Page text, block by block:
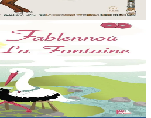
La Fontaine. 39 fablenn, 7 konter,
Tiersen.